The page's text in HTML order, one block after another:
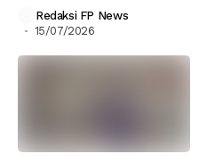
Redaksi FP News
15/07/2026